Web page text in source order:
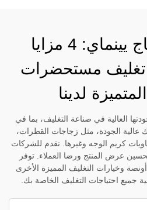
منتجات الزجاج يينماي: 4 مزايا
تغليف مستحضرات
لدينا
العالية في صناعة التغليف، بما في
عالية الجودة، مثل زجاجات القطرات،
كريم الوجه وغيرها. نقدم للشركات
عرض المنتج ورضا العملاء. توفر
زجاجة القطرات لدينا بحجم 1 أونصة وخيارات التغليف المميزة الأخرى
جميع احتياجات التغليف الخاصة بك.